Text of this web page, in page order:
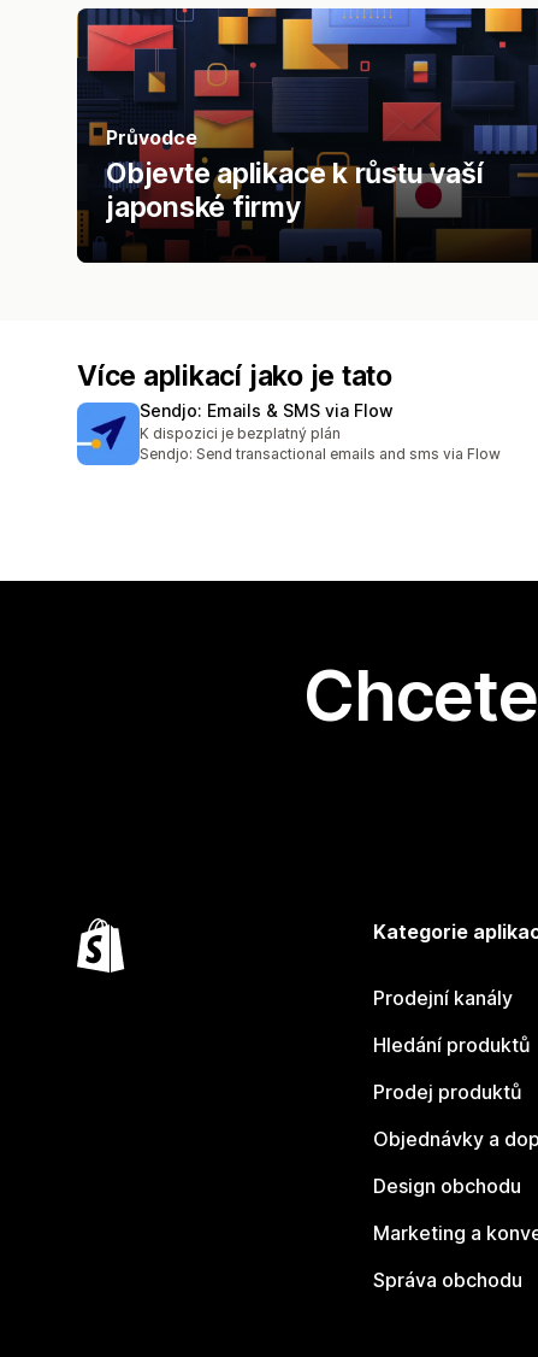
Průvodce
Objevte aplikace k růstu vaší
japonské firmy
Více aplikací jako je tato
Sendjo: Emails & SMS via Flow
K dispozici je bezplatný plán
Sendjo: Send transactional emails and sms via Flow
Kategorie
Prodejní kanály
Hledání produktů
Prodej produktů
Objednávky a
Design obchodu
Marketing a
Správa obchodu